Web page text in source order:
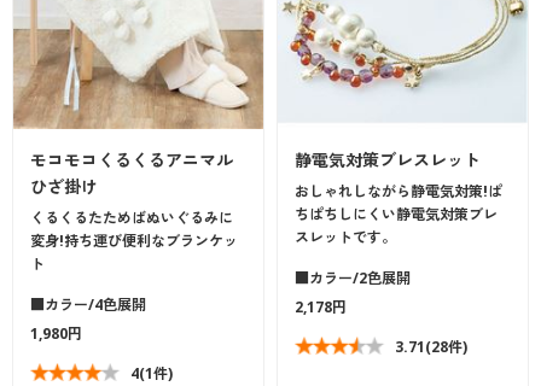
モコモコくるくるアニマル
ひざ掛け
くるくるたためばぬいぐるみに
変身!持ち運び便利なブランケッ
ト
■カラー/4色展開
1,980円
4(1件)
静電気対策ブレスレット
おしゃれしながら静電気対策!ぱ
ちぱちしにくい静電気対策ブレ
スレットです。
■カラー/2色展開
2,178円
3.71(28件)